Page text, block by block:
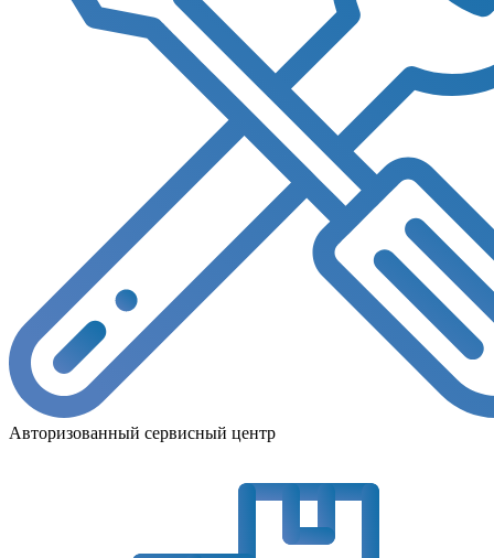
Авторизованный сервисный центр